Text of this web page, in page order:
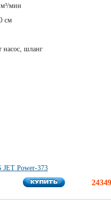
мин
см
насос, шланг
Power-373
КУПИТЬ
КУПИТЬ